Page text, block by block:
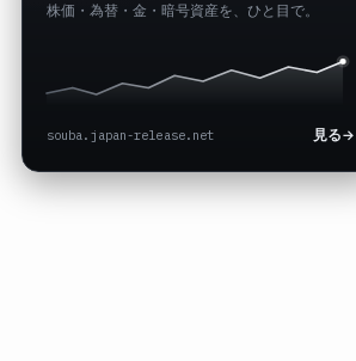
株価・為替・金・暗号資産を、ひと目で。
souba.japan-release.net 見る→